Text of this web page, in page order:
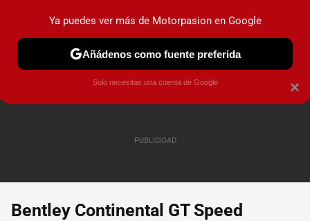
PRUEBAS COCHES ELÉCTRICOS OBSERVATORIO
Bentley Continental GT Speed
×
Ya puedes ver más de Motorpasion en Google
Añádenos como fuente preferida
Solo necesitas una cuenta de Google